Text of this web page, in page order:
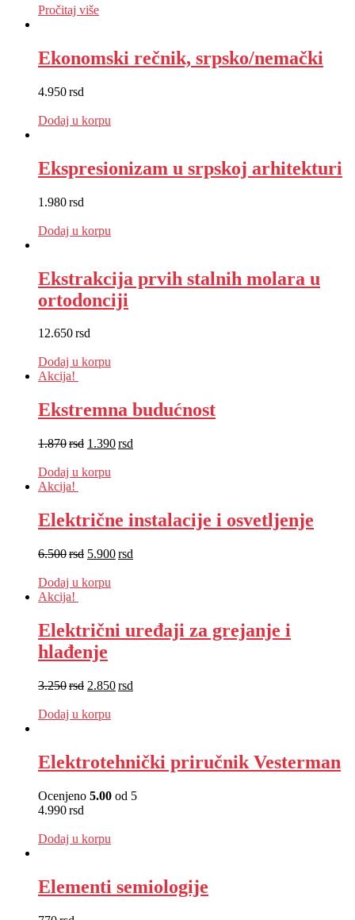
Pročitaj više
Ekonomski rečnik, srpsko/nemački
4.950rsd
Dodaj u korpu
Ekspresionizam u srpskoj arhitekturi
1.980rsd
Dodaj u korpu
Ekstrakcija prvih stalnih molara u
ortodonciji
12.650rsd
Dodaj u korpu
Akcija!
Ekstremna budućnost
1.870rsd 1.390rsd
Dodaj u korpu
Akcija!
Električne instalacije i osvetljenje
6.500rsd 5.900rsd
Dodaj u korpu
Akcija!
Električni uređaji za grejanje i
hlađenje
3.250rsd 2.850rsd
Dodaj u korpu
Elektrotehnički priručnik Vesterman
Ocenjeno 5.00 od 5
4.990rsd
Dodaj u korpu
Elementi semiologije